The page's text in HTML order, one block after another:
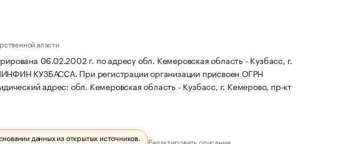
власти
06.02.2002 г. по адресу обл. Кемеровская область - Кузбасс, г.
КУЗБАССА. При регистрации организации присвоен ОГРН
адрес: обл. Кемеровская область - Кузбасс, г. Кемерово, пр-кт
данных из открытых источников. Редактировать описание